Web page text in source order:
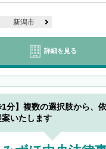
新潟市
詳細を見る
1分】複数の選択肢から、
いたします